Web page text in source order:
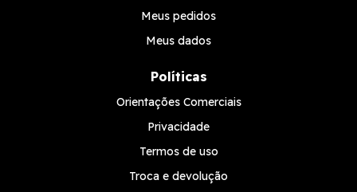
Meus pedidos
Meus dados
Políticas
Orientações Comerciais
Privacidade
Termos de uso
Troca e devolução